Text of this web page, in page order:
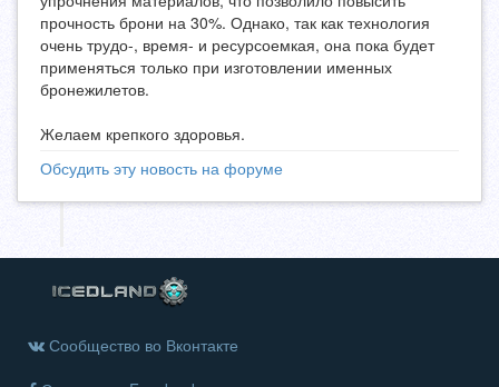
прочность брони на 30%. Однако, так как технология
очень трудо-, время- и ресурсоемкая, она пока будет
применяться только при изготовлении именных
бронежилетов.
Желаем крепкого здоровья.
Обсудить эту новость на форуме
Сообщество во Вконтакте